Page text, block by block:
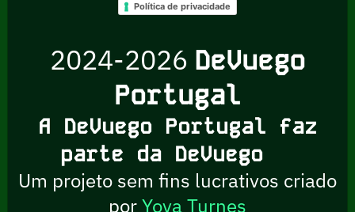
Política de privacidade
2024-2026 DeVuego
Portugal
A DeVuego Portugal faz
parte da DeVuego
Um projeto sem fins lucrativos criado
porYova Turnes